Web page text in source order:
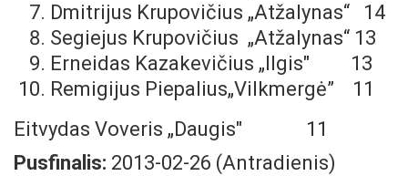
Dmitrijus Krupovičius „Atžalynas“ 14
Segiejus Krupovičius „Atžalynas“ 13
Erneidas Kazakevičius „Ilgis″ 13
Remigijus Piepalius„Vilkmergė” 11
Eitvydas Voveris „Daugis″ 11
Pusfinalis: 2013-02-26 (Antradienis)